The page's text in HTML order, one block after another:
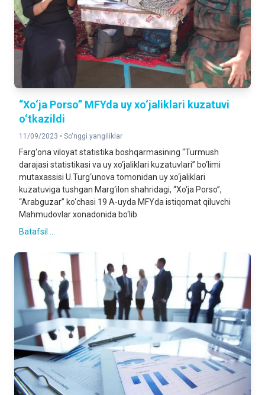
“Xo‘ja Porso” MFYda uy xo‘jaliklari kuzatuvi
o‘tkazildi
11/09/2023 • So'nggi yangiliklar
Farg‘ona viloyat statistika boshqarmasining “Turmush
darajasi statistikasi va uy xo‘jaliklari kuzatuvlari” bo‘limi
mutaxassisi U.Turg‘unova tomonidan uy xo‘jaliklari
kuzatuviga tushgan Marg‘ilon shahridagi, “Xo‘ja Porso”,
“Arabguzar” ko‘chasi 19 A-uyda MFYda istiqomat qiluvchi
Mahmudovlar xonadonida bo‘lib
Batafsil ...